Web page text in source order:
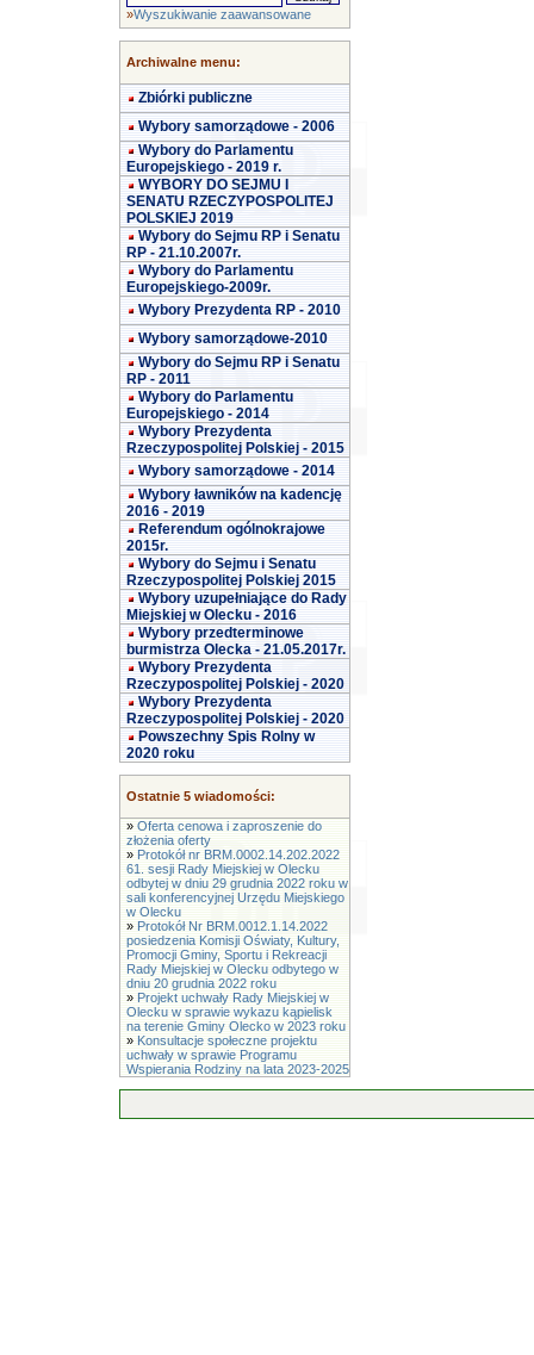
»Wyszukiwanie zaawansowane
Archiwalne menu:
Zbiórki publiczne
Wybory samorządowe - 2006
Wybory do Parlamentu
Europejskiego - 2019 r.
WYBORY DO SEJMU I
SENATU RZECZYPOSPOLITEJ
POLSKIEJ 2019
Wybory do Sejmu RP i Senatu
RP - 21.10.2007r.
Wybory do Parlamentu
Europejskiego-2009r.
Wybory Prezydenta RP - 2010
Wybory samorządowe-2010
Wybory do Sejmu RP i Senatu
RP - 2011
Wybory do Parlamentu
Europejskiego - 2014
Wybory Prezydenta
Rzeczypospolitej Polskiej - 2015
Wybory samorządowe - 2014
Wybory ławników na kadencję
2016 - 2019
Referendum ogólnokrajowe
2015r.
Wybory do Sejmu i Senatu
Rzeczypospolitej Polskiej 2015
Wybory uzupełniające do Rady
Miejskiej w Olecku - 2016
Wybory przedterminowe
burmistrza Olecka - 21.05.2017r.
Wybory Prezydenta
Rzeczypospolitej Polskiej - 2020
Wybory Prezydenta
Rzeczypospolitej Polskiej - 2020
Powszechny Spis Rolny w
2020 roku
Ostatnie 5 wiadomości:
» Oferta cenowa i zaproszenie do
złożenia oferty
» Protokół nr BRM.0002.14.202.2022
61. sesji Rady Miejskiej w Olecku
odbytej w dniu 29 grudnia 2022 roku w
sali konferencyjnej Urzędu Miejskiego
w Olecku
» Protokół Nr BRM.0012.1.14.2022
posiedzenia Komisji Oświaty, Kultury,
Promocji Gminy, Sportu i Rekreacji
Rady Miejskiej w Olecku odbytego w
dniu 20 grudnia 2022 roku
» Projekt uchwały Rady Miejskiej w
Olecku w sprawie wykazu kąpielisk
na terenie Gminy Olecko w 2023 roku
» Konsultacje społeczne projektu
uchwały w sprawie Programu
Wspierania Rodziny na lata 2023-2025